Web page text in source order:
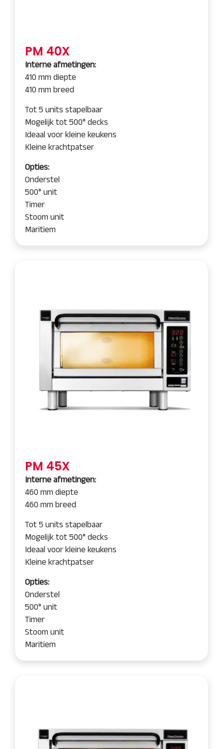
PM 40X
Interne afmetingen:
410 mm diepte
410 mm breed
Tot 5 units stapelbaar
Mogelijk tot 500° decks
Ideaal voor kleine keukens
Kleine krachtpatser
Opties:
Onderstel
500° unit
Timer
Stoom unit
Maritiem
PM 45X
Interne afmetingen:
460 mm diepte
460 mm breed
Tot 5 units stapelbaar
Mogelijk tot 500° decks
Ideaal voor kleine keukens
Kleine krachtpatser
Opties:
Onderstel
500° unit
Timer
Stoom unit
Maritiem